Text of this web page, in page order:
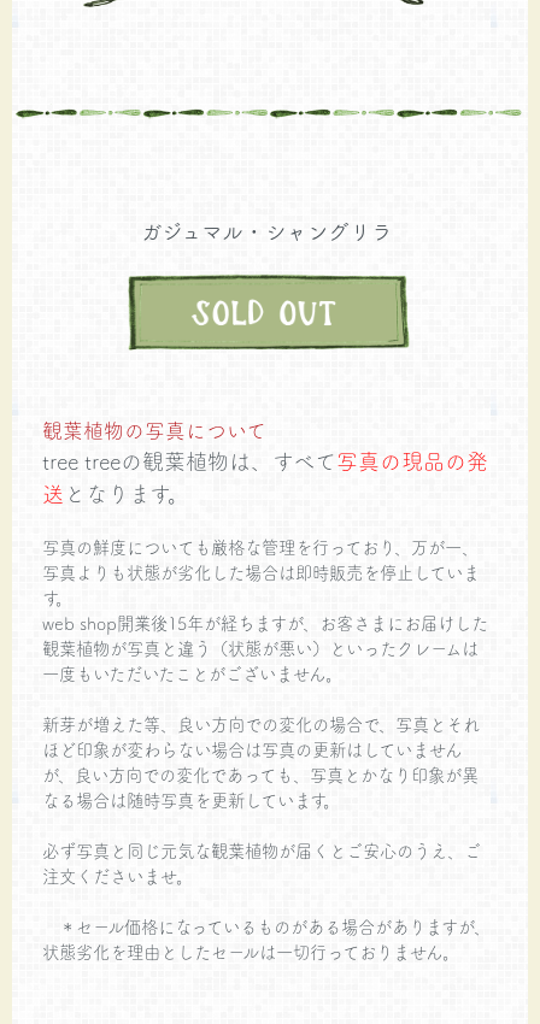
ガジュマル・シャングリラ
観葉植物の写真について
tree treeの観葉植物は、すべて写真の現品の発
送 となります。
写真の鮮度についても厳格な管理を行っており、万が一、
写真よりも状態が劣化した場合は即時販売を停止していま
す。
web shop開業後15年が経ちますが、お客さまにお届けした
観葉植物が写真と違う（状態が悪い）といったクレームは
一度もいただいたことがございません。
新芽が増えた等、良い方向での変化の場合で、写真とそれ
ほど印象が変わらない場合は写真の更新はしていません
が、良い方向での変化であっても、写真とかなり印象が異
なる場合は随時写真を更新しています。
必ず写真と同じ元気な観葉植物が届くとご安心のうえ、ご
注文くださいませ。
＊セール価格になっているものがある場合がありますが、
状態劣化を理由としたセールは一切行っておりません。